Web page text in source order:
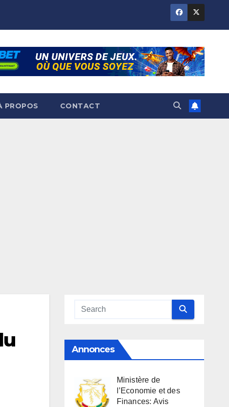
PROPOS CONTACT
Annonces
Ministère de
l’Economie et des
Finances: Avis